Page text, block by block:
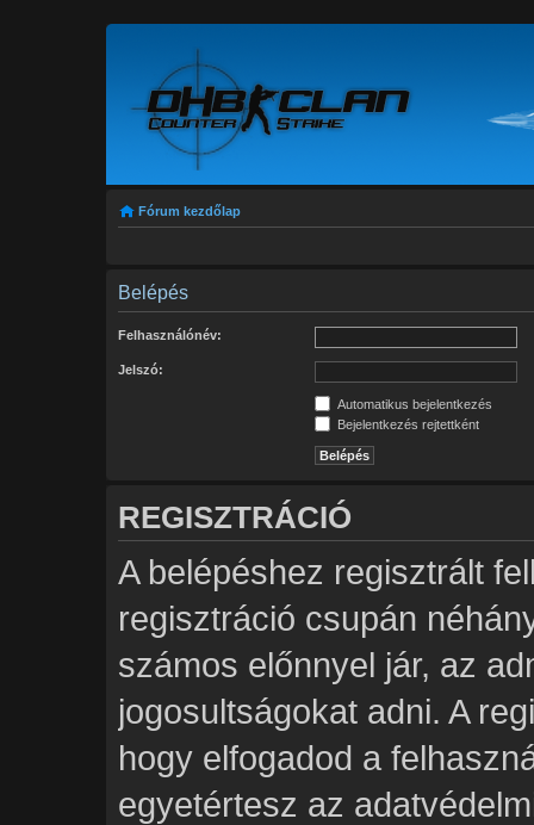
Fórum kezdőlap
Belépés
Felhasználónév:
Jelszó:
Automatikus bejelentkezés
Bejelentkezés rejtettként
REGISZTRÁCIÓ
A belépéshez regisztrált
regisztráció csupán
számos előnnyel jár, az
jogosultságokat adni. A
hogy elfogadod a
egyetértesz az